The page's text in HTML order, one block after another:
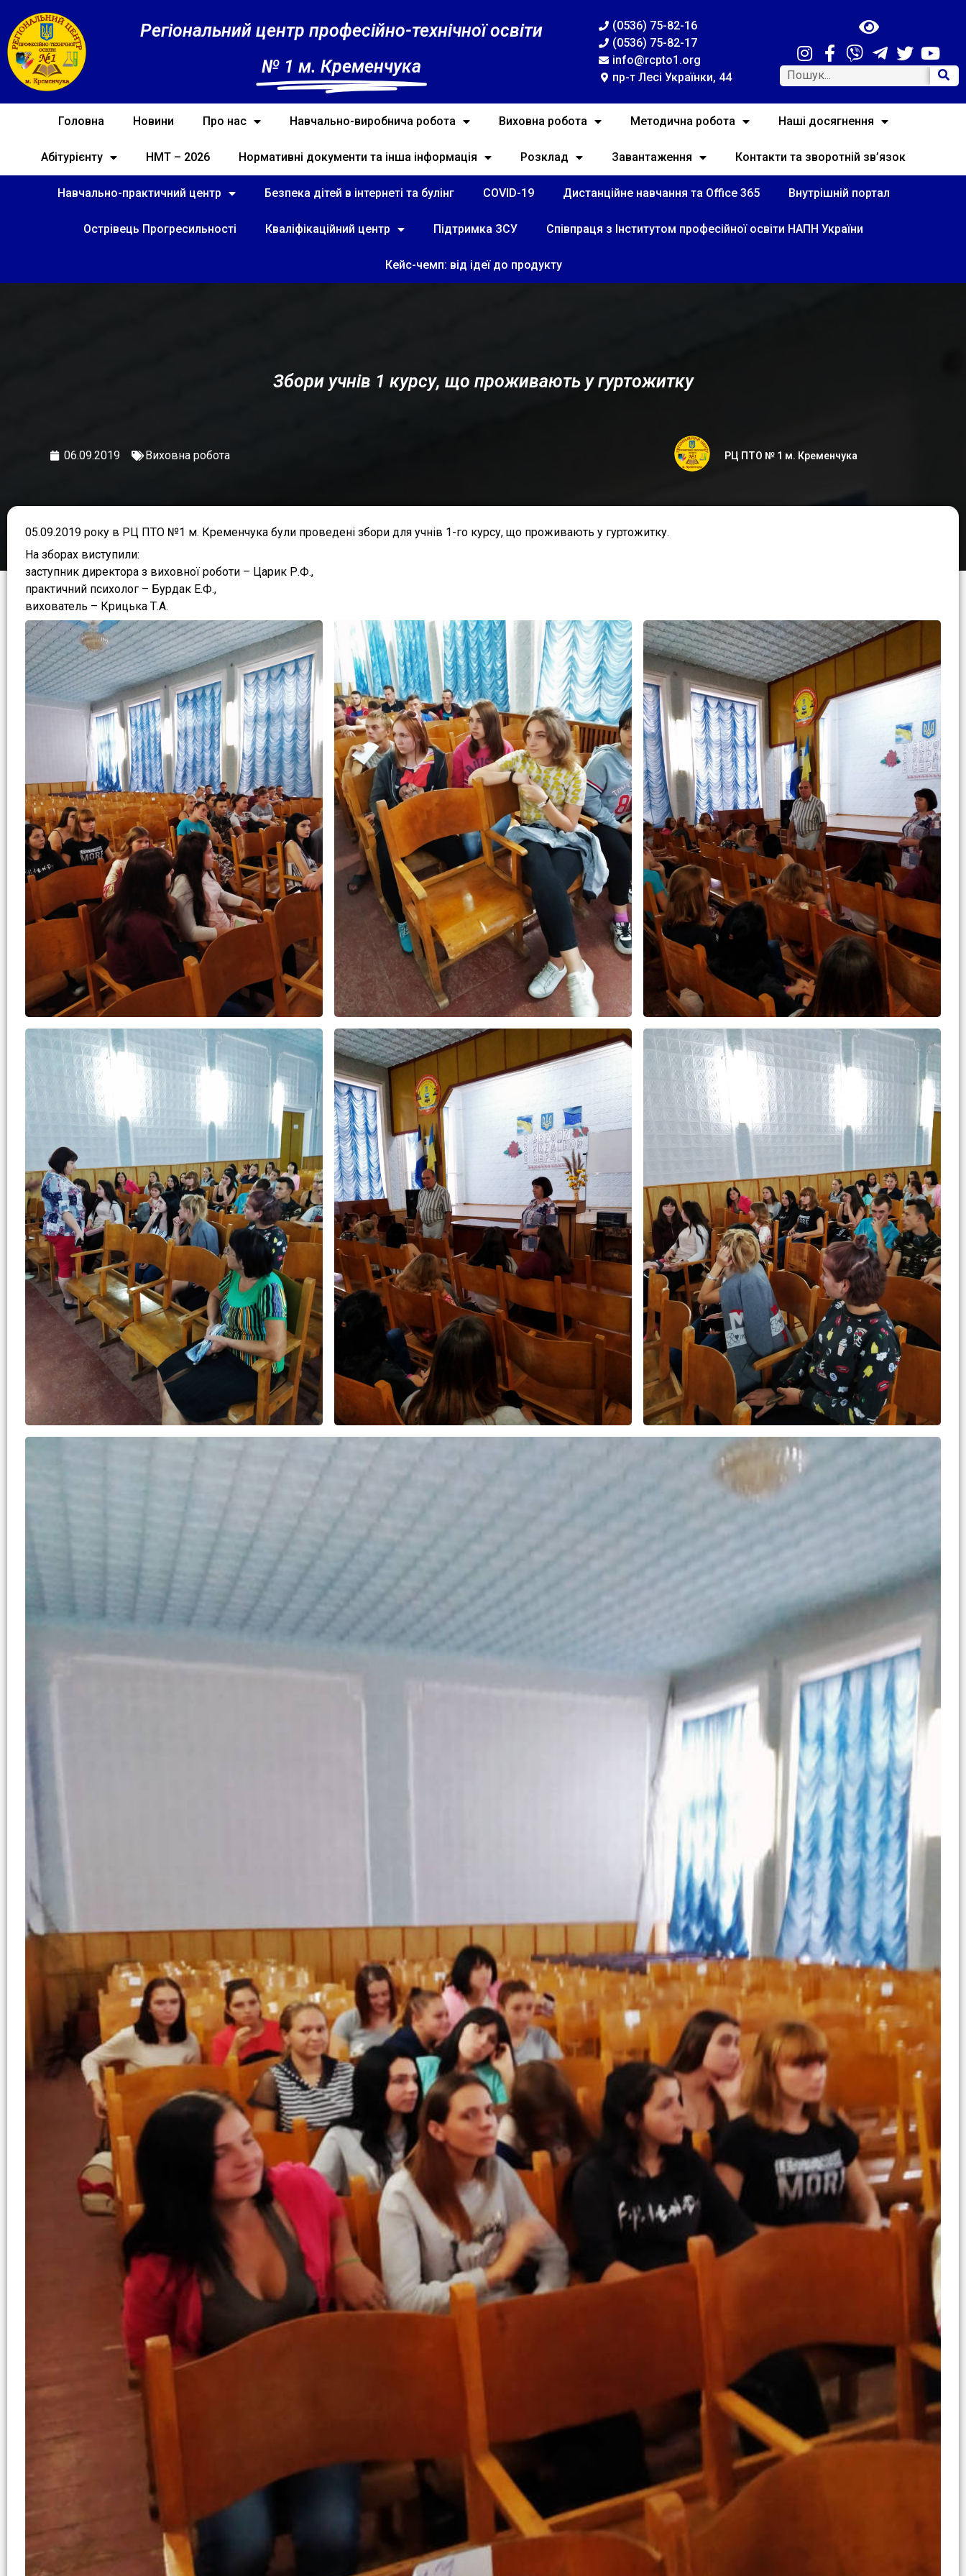
Регіональний центр професійно-технічної освіти
№ 1 м. Кременчука
(0536) 75-82-16
(0536) 75-82-17
info@rcpto1.org
пр-т Лесі Українки, 44
Головна Новини Про нас Навчально-виробнича робота Виховна робота Методична робота Наші досягнення
Абітурієнту НМТ – 2026 Нормативні документи та інша інформація Розклад Завантаження Контакти та зворотній зв’язок
Навчально-практичний центр Безпека дітей в інтернеті та булінг COVID-19 Дистанційне навчання та Office 365 Внутрішній портал
Острівець Прогресильності Кваліфікаційний центр Підтримка ЗСУ Співпраця з Інститутом професійної освіти НАПН України
Кейс-чемп: від ідеї до продукту
Збори учнів 1 курсу, що проживають у гуртожитку
06.09.2019 Виховна робота РЦ ПТО № 1 м. Кременчука
05.09.2019 року в РЦ ПТО №1 м. Кременчука були проведені збори для учнів 1-го курсу, що проживають у гуртожитку.
На зборах виступили:
заступник директора з виховної роботи – Царик Р.Ф.,
практичний психолог – Бурдак Е.Ф.,
вихователь – Крицька Т.А.